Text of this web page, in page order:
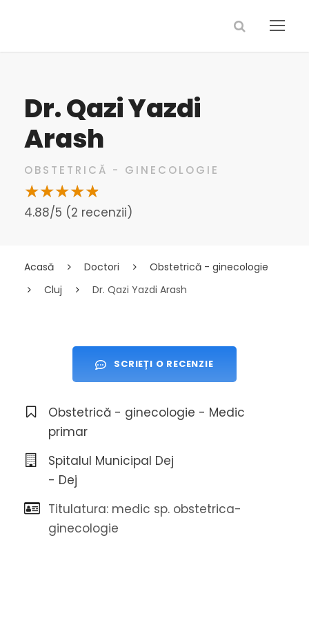
Dr. Qazi Yazdi
Arash
OBSTETRICĂ - GINECOLOGIE
4.88/5 (2 recenzii)
Acasă Doctori
Obstetrică - ginecologie
Cluj
Dr. Qazi Yazdi Arash
SCRIEȚI O RECENZIE
Obstetrică - ginecologie - Medic
primar
Spitalul Municipal Dej
- Dej
Titulatura: medic sp. obstetrica-
ginecologie